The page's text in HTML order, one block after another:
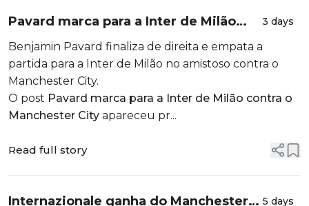
Pavard marca para a Inter de Milão
contra o Manchester City
3 days
Benjamin Pavard finaliza de direita e empata a
partida para a Inter de Milão no amistoso contra o
Manchester City.
O post Pavard marca para a Inter de Milão contra o
Manchester City apareceu pr...
Read full story
Internazionale ganha do Manchester 5 days